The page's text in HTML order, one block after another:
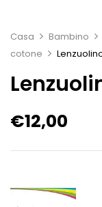
Casa Bambino
cotone
€12,00